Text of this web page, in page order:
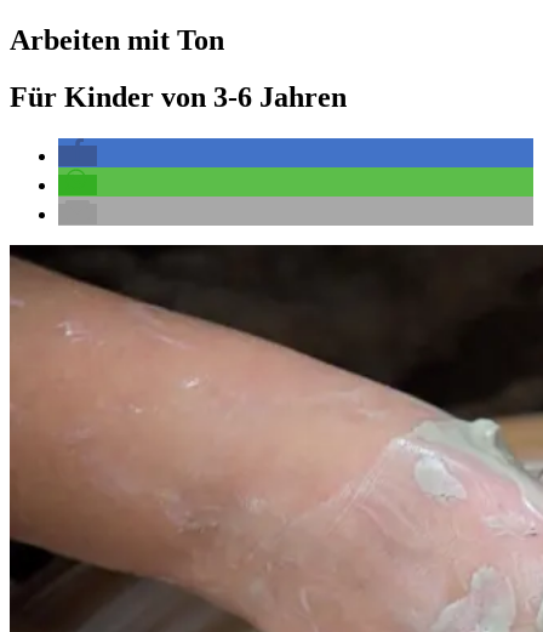
Arbeiten mit Ton
Für Kinder von 3-6 Jahren